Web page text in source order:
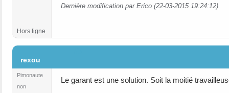
Dernière modification par Erico (22-03-2015 19:24:12)
Hors ligne
rexou
Pimonaute
non
Le garant est une solution. Soit la moitié